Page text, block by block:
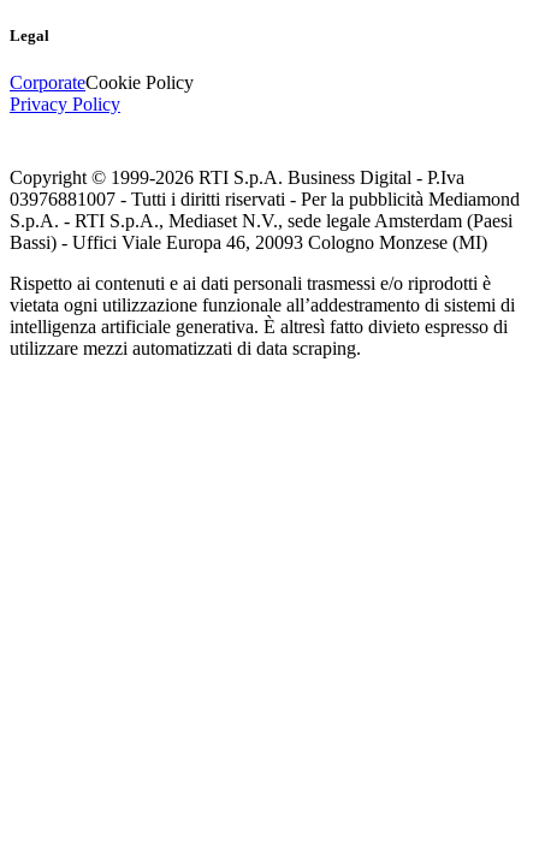
Legal
CorporateCookie Policy
Privacy Policy
Copyright © 1999-2026 RTI S.p.A. Business Digital - P.Iva
03976881007 - Tutti i diritti riservati - Per la pubblicità Mediamond
S.p.A. - RTI S.p.A., Mediaset N.V., sede legale Amsterdam (Paesi
Bassi) - Uffici Viale Europa 46, 20093 Cologno Monzese (MI)
Rispetto ai contenuti e ai dati personali trasmessi e/o riprodotti è
vietata ogni utilizzazione funzionale all’addestramento di sistemi di
intelligenza artificiale generativa. È altresì fatto divieto espresso di
utilizzare mezzi automatizzati di data scraping.